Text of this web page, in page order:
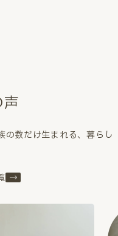
の数だけ生まれる、暮らし